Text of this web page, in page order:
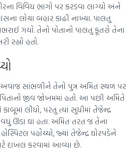
વિવિધ ભાગો પર કરડવા લાગ્યો અને
લોચા બહાર કાઢી નાખ્યા. પાલતુ
ગયો. તેનો પોતાનો પાલતુ કૂતરો તેના
રહ્યો હતો.
અવાજ સાંભળીને તેનો પુત્ર અમિત સ્થળ પર
જીવ જોખમમાં હતો. આ પછી અમિતે
લીધો, પરંતુ ત્યાં સુધીમાં તેજેન્દ્ર
ઊંડા ઘા હતા. અમિત તરત જ તેના
પહોંચ્યો, જ્યાં તેજેન્દ્ર ઘોરપડેને
દાખલ કરવામાં આવ્યા છે.